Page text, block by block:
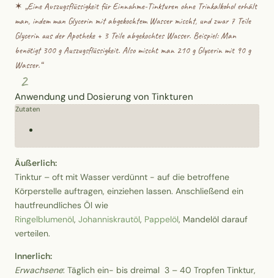
✶ „Eine Auszugsflüssigkeit für Einnahme-Tinkturen ohne Trinkalkohol erhält
man, indem man Glycerin mit abgekochtem Wasser mischt, und zwar 7 Teile
Glycerin aus der Apotheke + 3 Teile abgekochtes Wasser. Beispiel: Man
benötigt 300 g Auszugsflüssigkeit. Also mischt man 210 g Glycerin mit 90 g
Wasser.“
2
Anwendung und Dosierung von Tinkturen
Zutaten
Äußerlich:
Tinktur – oft mit Wasser verdünnt - auf die betroffene
Körperstelle auftragen, einziehen lassen. Anschließend ein
hautfreundliches Öl wie
Ringelblumenöl, Johanniskrautöl, Pappelöl, Mandelöl darauf
verteilen.
Innerlich:
Erwachsene: Täglich ein- bis dreimal 3 – 40 Tropfen Tinktur,